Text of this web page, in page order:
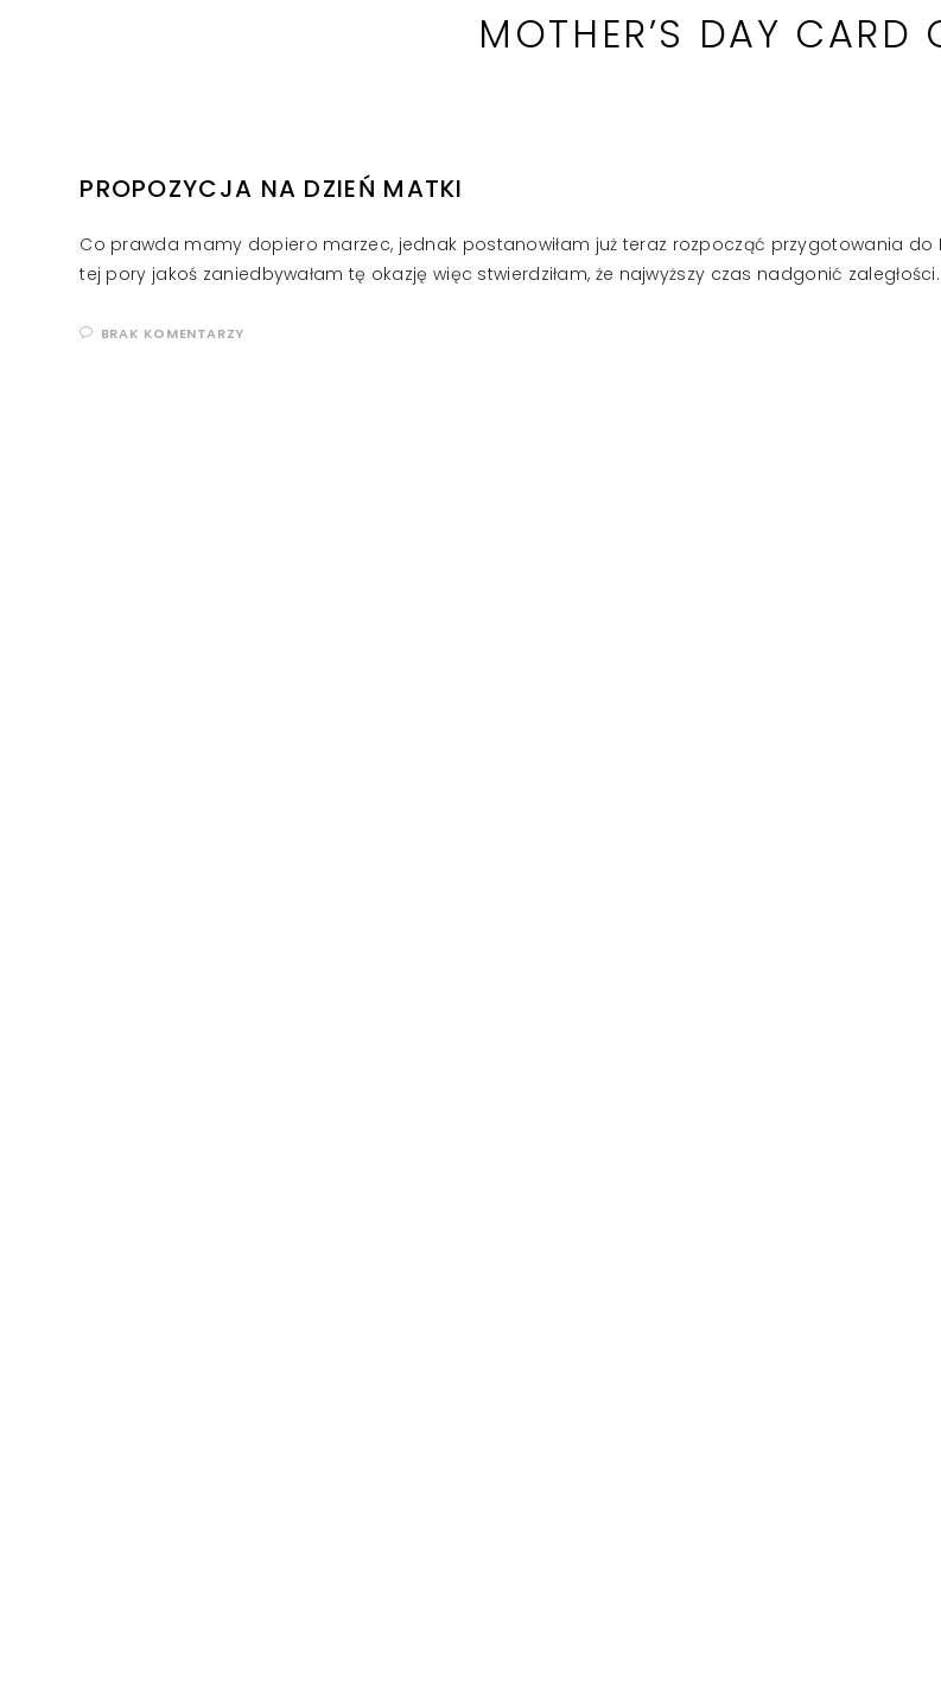
MOTHER’S DAY CARD
PROPOZYCJA NA DZIEŃ MATKI
Co prawda mamy dopiero marzec, jednak postanowiłam już teraz rozpocząć przygotowania do
tej pory jakoś zaniedbywałam tę okazję więc stwierdziłam, że najwyższy czas nadgonić
BRAK KOMENTARZY